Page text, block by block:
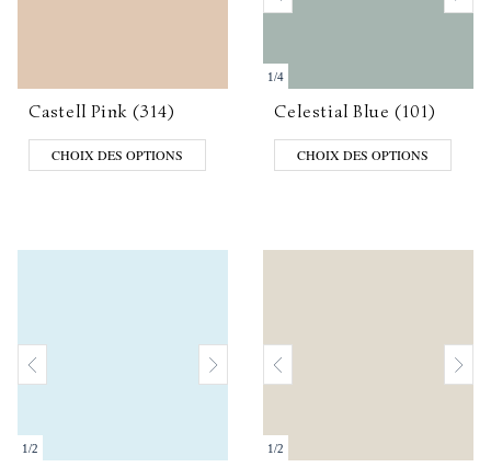
Castell Pink (314)
CHOIX DES OPTIONS
1/4
Celestial Blue (101)
CHOIX DES OPTIONS
1/2 1/2